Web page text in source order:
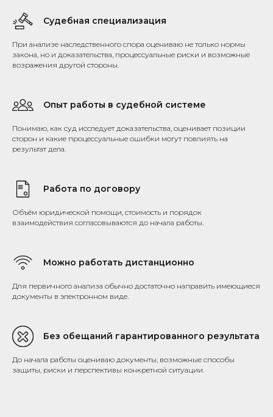
Судебная специализация
При анализе наследственного спора оцениваю не только нормы
закона, но и доказательства, процессуальные риски и возможные
возражения другой стороны.
Опыт работы в судебной системе
Понимаю, как суд исследует доказательства, оценивает позиции
сторон и какие процессуальные ошибки могут повлиять на
результат дела.
Работа по договору
Объём юридической помощи, стоимость и порядок
взаимодействия согласовываются до начала работы.
Можно работать дистанционно
Для первичного анализа обычно достаточно направить имеющиеся
документы в электронном виде.
Без обещаний гарантированного результата
До начала работы оцениваю документы, возможные способы
защиты, риски и перспективы конкретной ситуации.